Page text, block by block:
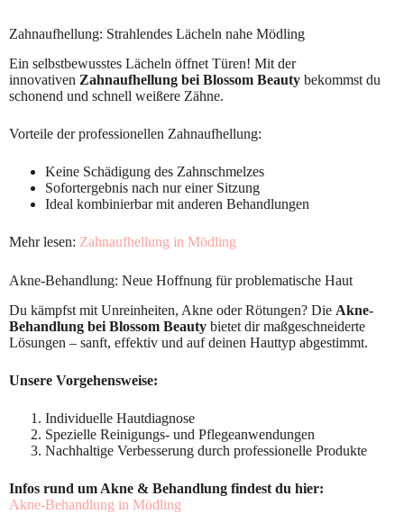
Zahnaufhellung: Strahlendes Lächeln nahe Mödling
Ein selbstbewusstes Lächeln öffnet Türen! Mit der
innovativen Zahnaufhellung bei Blossom Beauty bekommst du
schonend und schnell weißere Zähne.
Vorteile der professionellen Zahnaufhellung:
Keine Schädigung des Zahnschmelzes
Sofortergebnis nach nur einer Sitzung
Ideal kombinierbar mit anderen Behandlungen
Mehr lesen: Zahnaufhellung in Mödling
Akne-Behandlung: Neue Hoffnung für problematische Haut
Du kämpfst mit Unreinheiten, Akne oder Rötungen? Die Akne-
Behandlung bei Blossom Beauty bietet dir maßgeschneiderte
Lösungen – sanft, effektiv und auf deinen Hauttyp abgestimmt.
Unsere Vorgehensweise:
Individuelle Hautdiagnose
Spezielle Reinigungs- und Pflegeanwendungen
Nachhaltige Verbesserung durch professionelle Produkte
Infos rund um Akne & Behandlung findest du hier:
Akne-Behandlung in Mödling